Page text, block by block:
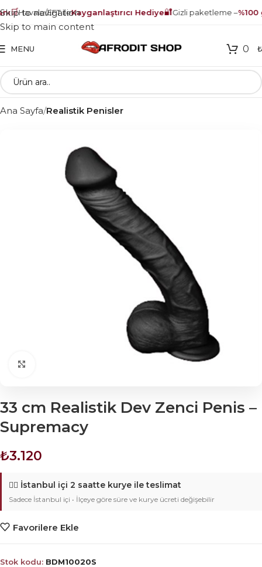
🛒Havale/EFT ileKayganlaştırıcı Hediye🔐Gizli paketleme –%100
Skip to navigation
Skip to main content
MENU 0 ₺
Ana Sayfa Realistik Penisler
33 cm Realistik Dev Zenci Penis –
Supremacy
₺3.120
🚴‍♂️ İstanbul içi 2 saatte kurye ile teslimat
Sadece İstanbul içi • İlçeye göre süre ve kurye ücreti değişebilir
Favorilere Ekle
Stok kodu: BDM10020S